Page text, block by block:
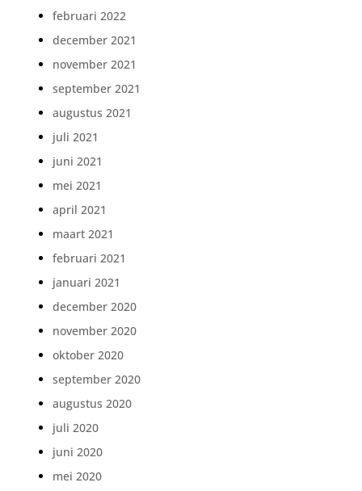
februari 2022
december 2021
november 2021
september 2021
augustus 2021
juli 2021
juni 2021
mei 2021
april 2021
maart 2021
februari 2021
januari 2021
december 2020
november 2020
oktober 2020
september 2020
augustus 2020
juli 2020
juni 2020
mei 2020